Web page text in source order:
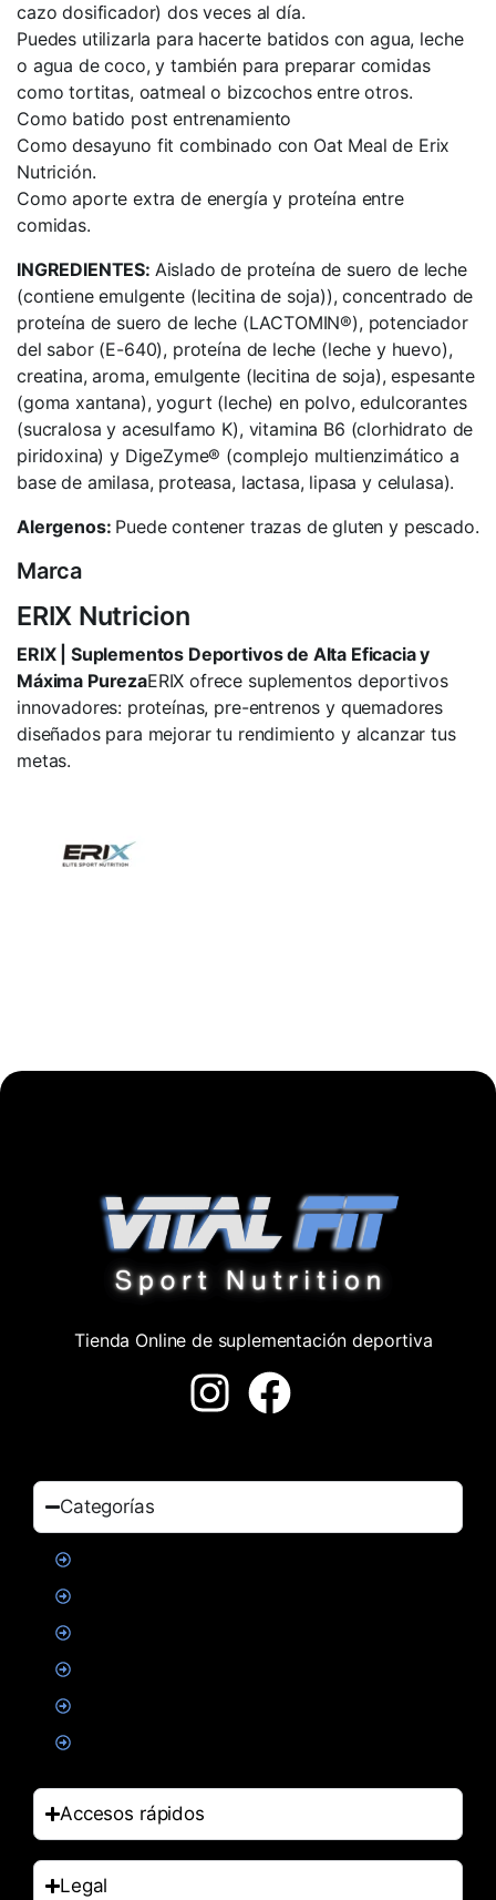
cazo dosificador) dos veces al día.
Puedes utilizarla para hacerte batidos con agua, leche
o agua de coco, y también para preparar comidas
como tortitas, oatmeal o bizcochos entre otros.
Como batido post entrenamiento
Como desayuno fit combinado con Oat Meal de Erix
Nutrición.
Como aporte extra de energía y proteína entre
comidas.
INGREDIENTES: Aislado de proteína de suero de leche
(contiene emulgente (lecitina de soja)), concentrado de
proteína de suero de leche (LACTOMIN®), potenciador
del sabor (E-640), proteína de leche (leche y huevo),
creatina, aroma, emulgente (lecitina de soja), espesante
(goma xantana), yogurt (leche) en polvo, edulcorantes
(sucralosa y acesulfamo K), vitamina B6 (clorhidrato de
piridoxina) y DigeZyme® (complejo multienzimático a
base de amilasa, proteasa, lactasa, lipasa y celulasa).
Alergenos: Puede contener trazas de gluten y pescado.
Marca
ERIX Nutricion
ERIX | Suplementos Deportivos de Alta Eficacia y
Máxima PurezaERIX ofrece suplementos deportivos
innovadores: proteínas, pre-entrenos y quemadores
diseñados para mejorar tu rendimiento y alcanzar tus
metas.
Tienda Online de suplementación deportiva
Categorías
Accesos rápidos
Legal